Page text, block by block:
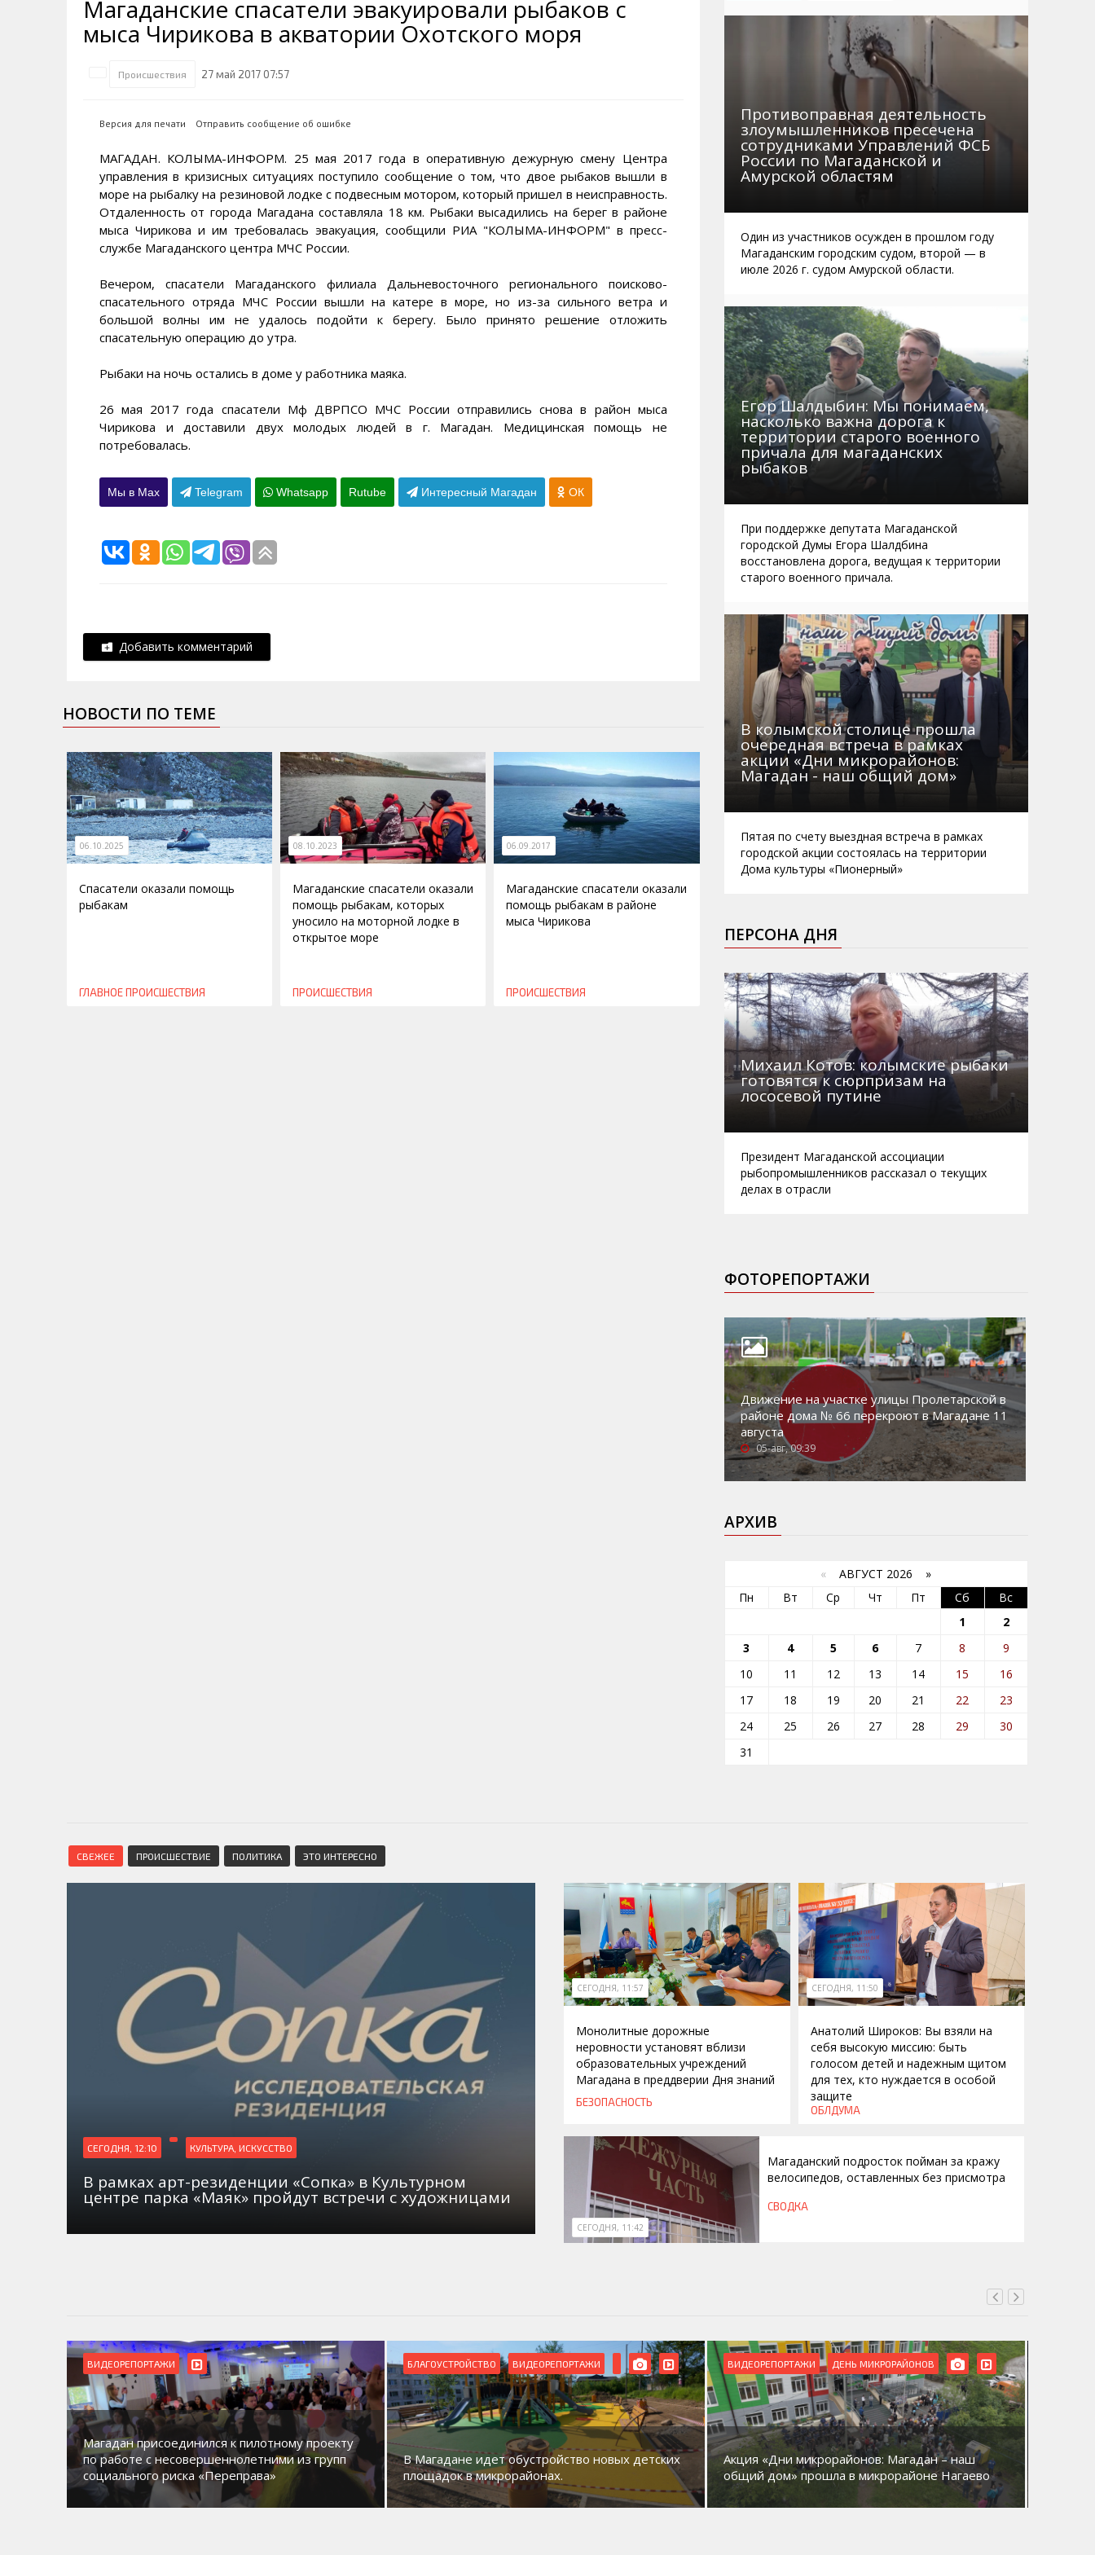
Транспортная инфраструктура
Их надо знать. Галерея славы
Достопримечательности
Туристическик маршруты
Интерактивная карта
Песни о Колыме
Кинохроника Магадана
3D районы города
Телефоны
Автобусы Магадан – Аэропорт
Таблица приливов отливов
Губернатор
Наркоте нет
Аэропорт Магадан
Сельское хозяйство
Аварии ДТП
Кванториум
Визит
Горнолыжная школа
Алименты
УМВД
Косторезы Магадана
Магадан в Instagram
Интернет
Жилье
Не мусорить
Браконьеры
Магаданские спасатели эвакуировали рыбаков с
мыса Чирикова в акватории Охотского моря
Происшествия 27 май 2017 07:57
Версия для печати Отправить сообщение об ошибке
МАГАДАН. КОЛЫМА-ИНФОРМ. 25 мая 2017 года в оперативную дежурную смену Центра
управления в кризисных ситуациях поступило сообщение о том, что двое рыбаков вышли в
море на рыбалку на резиновой лодке с подвесным мотором, который пришел в неисправность.
Отдаленность от города Магадана составляла 18 км. Рыбаки высадились на берег в районе
мыса Чирикова и им требовалась эвакуация, сообщили РИА "КОЛЫМА-ИНФОРМ" в пресс-
службе Магаданского центра МЧС России.
Вечером, спасатели Магаданского филиала Дальневосточного регионального поисково-
спасательного отряда МЧС России вышли на катере в море, но из-за сильного ветра и
большой волны им не удалось подойти к берегу. Было принято решение отложить
спасательную операцию до утра.
Рыбаки на ночь остались в доме у работника маяка.
26 мая 2017 года спасатели Мф ДВРПСО МЧС России отправились снова в район мыса
Чирикова и доставили двух молодых людей в г. Магадан. Медицинская помощь не
потребовалась.
Мы в Max Telegram Whatsapp Rutube Интересный Магадан ОК
Добавить комментарий
НОВОСТИ ПО ТЕМЕ
06.10.2025
Спасатели оказали помощь
рыбакам
ГЛАВНОЕПРОИСШЕСТВИЯ
08.10.2023
Магаданские спасатели оказали
помощь рыбакам, которых
уносило на моторной лодке в
открытое море
ПРОИСШЕСТВИЯ
06.09.2017
Магаданские спасатели оказали
помощь рыбакам в районе
мыса Чирикова
ПРОИСШЕСТВИЯ
Противоправная деятельность
злоумышленников пресечена
сотрудниками Управлений ФСБ
России по Магаданской и
Амурской областям
Один из участников осужден в прошлом году
Магаданским городским судом, второй — в
июле 2026 г. судом Амурской области.
Егор Шалдыбин: Мы понимаем,
насколько важна дорога к
территории старого военного
причала для магаданских
рыбаков
При поддержке депутата Магаданской
городской Думы Егора Шалдбина
восстановлена дорога, ведущая к территории
старого военного причала.
В колымской столице прошла
очередная встреча в рамках
акции «Дни микрорайонов:
Магадан - наш общий дом»
Пятая по счету выездная встреча в рамках
городской акции состоялась на территории
Дома культуры «Пионерный»
ПЕРСОНА ДНЯ
Михаил Котов: колымские рыбаки
готовятся к сюрпризам на
лососевой путине
Президент Магаданской ассоциации
рыбопромышленников рассказал о текущих
делах в отрасли
ФОТОРЕПОРТАЖИ
Движение на участке улицы Пролетарской в
районе дома № 66 перекроют в Магадане 11
августа
05-авг, 09:39
АРХИВ
« АВГУСТ 2026 »
Пн
Вт Ср Чт Пт Сб
Вс
1
2
3
4 5 6 7 8
9
10
11 12 13 14 15
16
17
18 19 20 21 22
23
24
25 26 27 28 29
30
31
СВЕЖЕЕ ПРОИСШЕСТВИЕ ПОЛИТИКА ЭТО ИНТЕРЕСНО
СЕГОДНЯ, 12:10 КУЛЬТУРА, ИСКУССТВО
В рамках арт-резиденции «Сопка» в Культурном
центре парка «Маяк» пройдут встречи с художницами
СЕГОДНЯ, 11:57
Монолитные дорожные
неровности установят вблизи
образовательных учреждений
Магадана в преддверии Дня знаний
БЕЗОПАСНОСТЬ
СЕГОДНЯ, 11:50
Анатолий Широков: Вы взяли на
себя высокую миссию: быть
голосом детей и надежным щитом
для тех, кто нуждается в особой
защите
ОБЛДУМА
СЕГОДНЯ, 11:42
Магаданский подросток пойман за кражу
велосипедов, оставленных без присмотра
СВОДКА
ВИДЕОРЕПОРТАЖИ
Магадан присоединился к пилотному проекту
по работе с несовершеннолетними из групп
социального риска «Переправа»
БЛАГОУСТРОЙСТВО ВИДЕОРЕПОРТАЖИ
В Магадане идет обустройство новых детских
площадок в микрорайонах.
ВИДЕОРЕПОРТАЖИ ДЕНЬ МИКРОРАЙОНОВ
Акция «Дни микрорайонов: Магадан – наш
общий дом» прошла в микрорайоне Нагаево